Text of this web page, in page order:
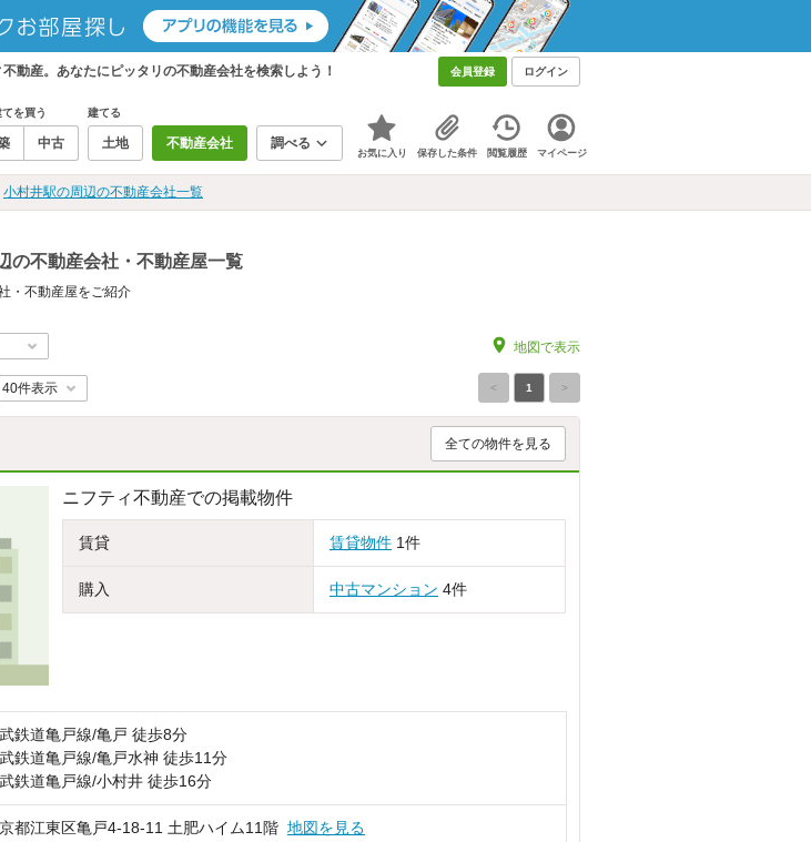
動産。あなたにピッタリの不動産会社を検索しよう！ 会員登録 ログイン
を買う
中古
建てる
土地 不動産会社 調べる
お気に入り 保存した条件 閲覧履歴 マイページ
小村井駅の周辺の不動産会社一覧
の不動産会社・不動産屋一覧
・不動産屋をご紹介
地図で表示
< 1 >
全ての物件を見る
ニフティ不動産での掲載物件
賃貸 賃貸物件 1件
購入 中古マンション 4件
鉄道亀戸線/亀戸 徒歩8分
鉄道亀戸線/亀戸水神 徒歩11分
鉄道亀戸線/小村井 徒歩16分
都江東区亀戸4-18-11 土肥ハイム11階 地図を見る